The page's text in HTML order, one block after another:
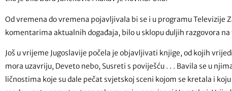
Od vremena do vremena pojavljivala bi se i u programu Televizije
komentarima aktualnih događaja, bilo u sklopu duljih razgovora
Još u vrijeme Jugoslavije počela je objavljivati knjige, od kojih
mora uzavriju, Deveto nebo, Susreti s poviješću . . . Bavila se u
ličnostima koje su dale pečat svjetskoj sceni kojom se kretala i